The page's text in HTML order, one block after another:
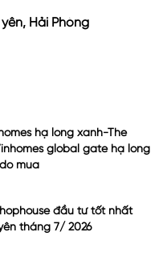
Hải Phòng
hạ long xanh-The
global gate hạ long
mua
đầu tư tốt nhất
tháng 7/ 2026